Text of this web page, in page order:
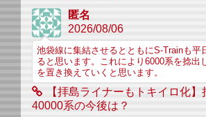
匿名
2026/08/06
池袋線に集結させるとともにS-Trainも平
ると思います。これにより6000系を捻出
を置き換えていくと思います。
【拝島ライナーもトキイロ化】
40000系の今後は？